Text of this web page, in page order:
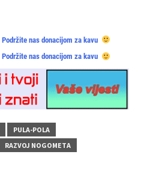
Podržite nas donacijom za kavu
Podržite nas donacijom za kavu
PULA-POLA
RAZVOJ NOGOMETA